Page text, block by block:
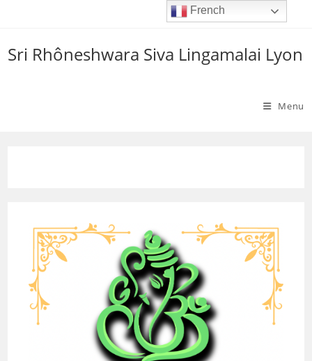
Sri Rhôneshwara Siva Lingamalai Lyon
Menu
French